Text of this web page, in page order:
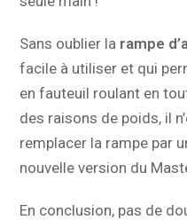
Sans oublier la rampe
facile à utiliser et qui
en fauteuil roulant en
des raisons de poids, il
remplacer la rampe par
nouvelle version du
En conclusion, pas de